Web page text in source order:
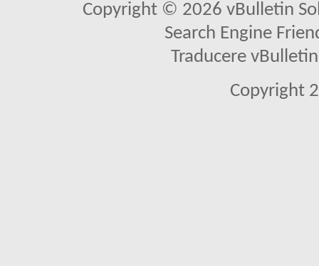
Copyright © 2026 vBulletin
Search Engine
Traducere
Copyright